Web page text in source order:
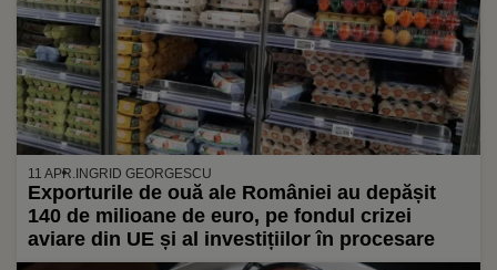
11 APR. INGRID GEORGESCU
Exporturile de ouă ale României au depășit
140 de milioane de euro, pe fondul crizei
aviare din UE și al investițiilor în procesare